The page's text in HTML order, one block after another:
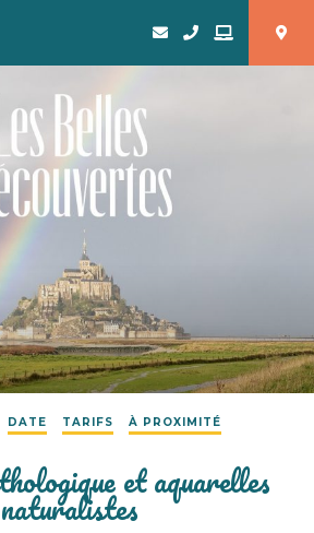
DATE TARIFS À PROXIMITÉ
et aquarelles
naturalistes